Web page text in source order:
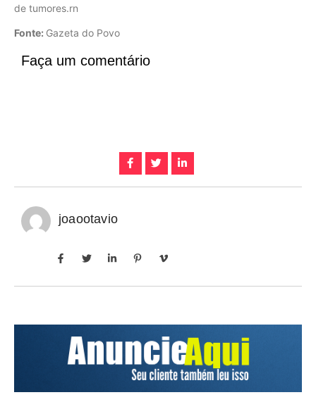
de tumores.rn
Fonte: Gazeta do Povo
Faça um comentário
joaootavio